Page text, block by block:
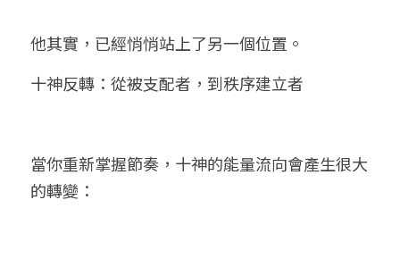
他其實，已經悄悄站上了另一個位置。
十神反轉：從被支配者，到秩序建立者
當你重新掌握節奏，十神的能量流向會產生很大
的轉變：